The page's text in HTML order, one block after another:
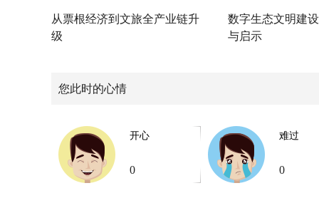
从票根经济到文旅全产业链升
级
数字生态文明建
与启示
您此时的心情
开心
0
难过
0